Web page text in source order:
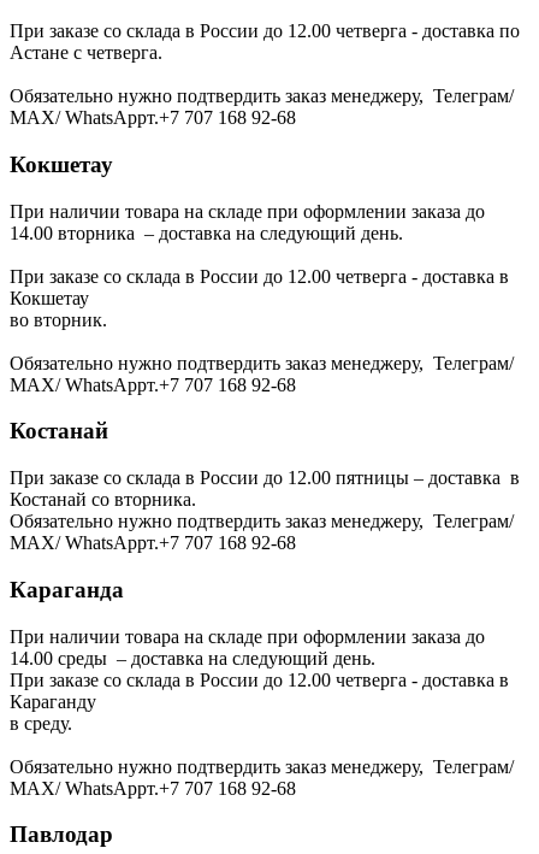
При заказе со склада в России до 12.00 четверга - доставка по
Астане с четверга.
Обязательно нужно подтвердить заказ менеджеру, Телеграм/
МАХ/ WhatsAppт.+7 707 168 92-68
Кокшетау
При наличии товара на складе при оформлении заказа до
14.00 вторника – доставка на следующий день.
При заказе со склада в России до 12.00 четверга - доставка в
Кокшетау
во вторник.
Обязательно нужно подтвердить заказ менеджеру, Телеграм/
МАХ/ WhatsAppт.+7 707 168 92-68
Костанай
При заказе со склада в России до 12.00 пятницы – доставка в
Костанай со вторника.
Обязательно нужно подтвердить заказ менеджеру, Телеграм/
МАХ/ WhatsAppт.+7 707 168 92-68
Караганда
При наличии товара на складе при оформлении заказа до
14.00 среды – доставка на следующий день.
При заказе со склада в России до 12.00 четверга - доставка в
Караганду
в среду.
Обязательно нужно подтвердить заказ менеджеру, Телеграм/
МАХ/ WhatsAppт.+7 707 168 92-68
Павлодар